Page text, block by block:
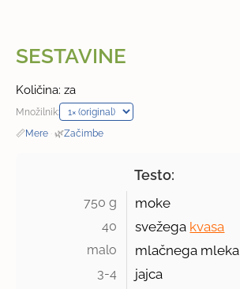
SESTAVINE
Količina: za
Množilnik:
📏Mere · 🌿Začimbe
Testo:
750 g moke
40 svežega kvasa
malo mlačnega mleka
3-4 jajca